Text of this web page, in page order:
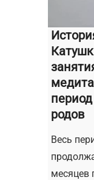
родов
Весь
месяцев